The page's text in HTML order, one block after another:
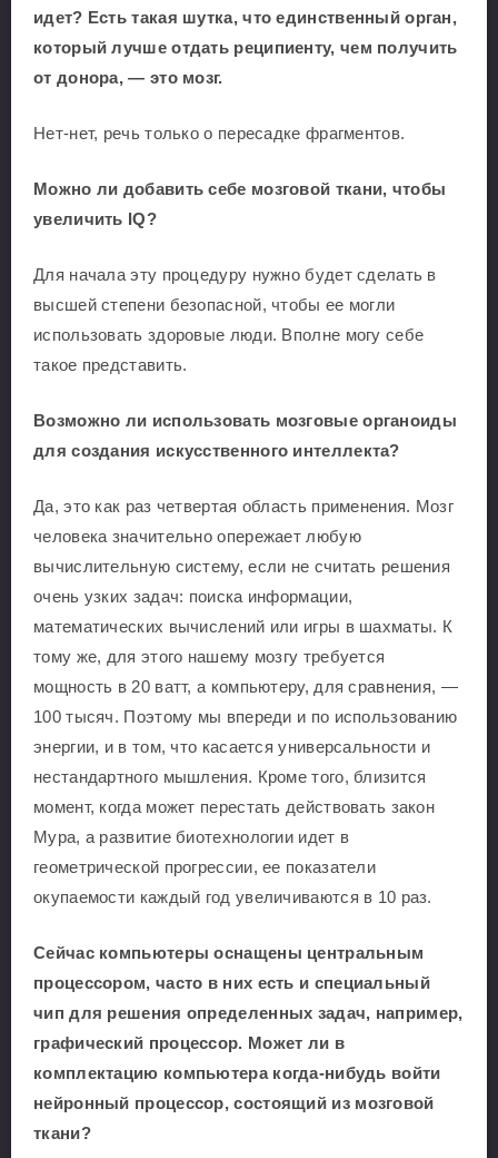
идет? Есть такая шутка, что единственный орган,
который лучше отдать реципиенту, чем получить
от донора, — это мозг.
Нет-нет, речь только о пересадке фрагментов.
Можно ли добавить себе мозговой ткани, чтобы
увеличить IQ?
Для начала эту процедуру нужно будет сделать в
высшей степени безопасной, чтобы ее могли
использовать здоровые люди. Вполне могу себе
такое представить.
Возможно ли использовать мозговые органоиды
для создания искусственного интеллекта?
Да, это как раз четвертая область применения. Мозг
человека значительно опережает любую
вычислительную систему, если не считать решения
очень узких задач: поиска информации,
математических вычислений или игры в шахматы. К
тому же, для этого нашему мозгу требуется
мощность в 20 ватт, а компьютеру, для сравнения, —
100 тысяч. Поэтому мы впереди и по использованию
энергии, и в том, что касается универсальности и
нестандартного мышления. Кроме того, близится
момент, когда может перестать действовать закон
Мура, а развитие биотехнологии идет в
геометрической прогрессии, ее показатели
окупаемости каждый год увеличиваются в 10 раз.
Сейчас компьютеры оснащены центральным
процессором, часто в них есть и специальный
чип для решения определенных задач, например,
графический процессор. Может ли в
комплектацию компьютера когда-нибудь войти
нейронный процессор, состоящий из мозговой
ткани?